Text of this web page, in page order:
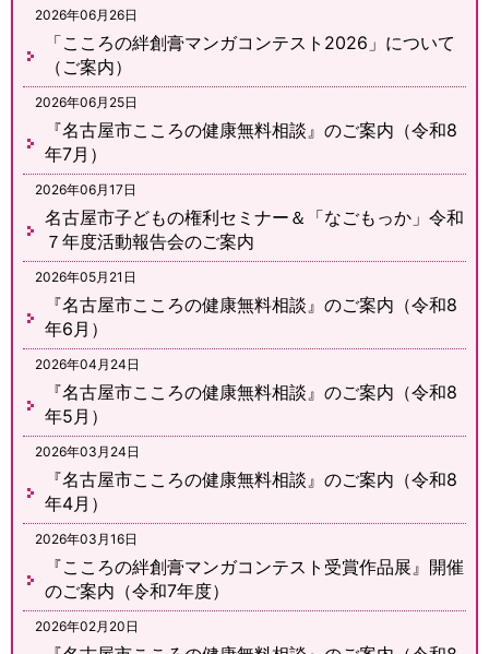
2026年06月26日
「こころの絆創膏マンガコンテスト2026」について
（ご案内）
2026年06月25日
『名古屋市こころの健康無料相談』のご案内（令和8
年7月）
2026年06月17日
名古屋市子どもの権利セミナー＆「なごもっか」令和
７年度活動報告会のご案内
2026年05月21日
『名古屋市こころの健康無料相談』のご案内（令和8
年6月）
2026年04月24日
『名古屋市こころの健康無料相談』のご案内（令和8
年5月）
2026年03月24日
『名古屋市こころの健康無料相談』のご案内（令和8
年4月）
2026年03月16日
『こころの絆創膏マンガコンテスト受賞作品展』開催
のご案内（令和7年度）
2026年02月20日